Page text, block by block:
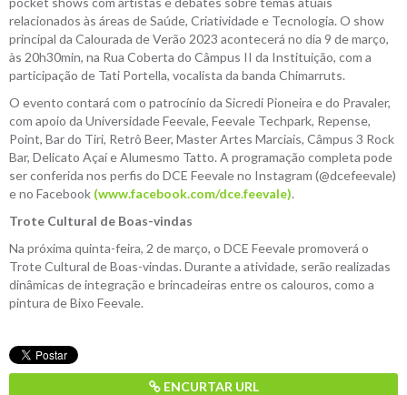
relacionados às áreas de Saúde, Criatividade e Tecnologia. O show
principal da Calourada de Verão 2023 acontecerá no dia 9 de março,
às 20h30min, na Rua Coberta do Câmpus II da Instituição, com a
participação de Tati Portella, vocalista da banda Chimarruts.
O evento contará com o patrocínio da Sicredi Pioneira e do Pravaler,
com apoio da Universidade Feevale, Feevale Techpark, Repense,
Point, Bar do Tiri, Retrô Beer, Master Artes Marciais, Câmpus 3 Rock
Bar, Delicato Açaí e Alumesmo Tatto. A programação completa pode
ser conferida nos perfis do DCE Feevale no Instagram (@dcefeevale)
e no Facebook (www.facebook.com/dce.feevale).
Trote Cultural de Boas-vindas
Na próxima quinta-feira, 2 de março, o DCE Feevale promoverá o
Trote Cultural de Boas-vindas. Durante a atividade, serão realizadas
dinâmicas de integração e brincadeiras entre os calouros, como a
pintura de Bixo Feevale.
ENCURTAR URL